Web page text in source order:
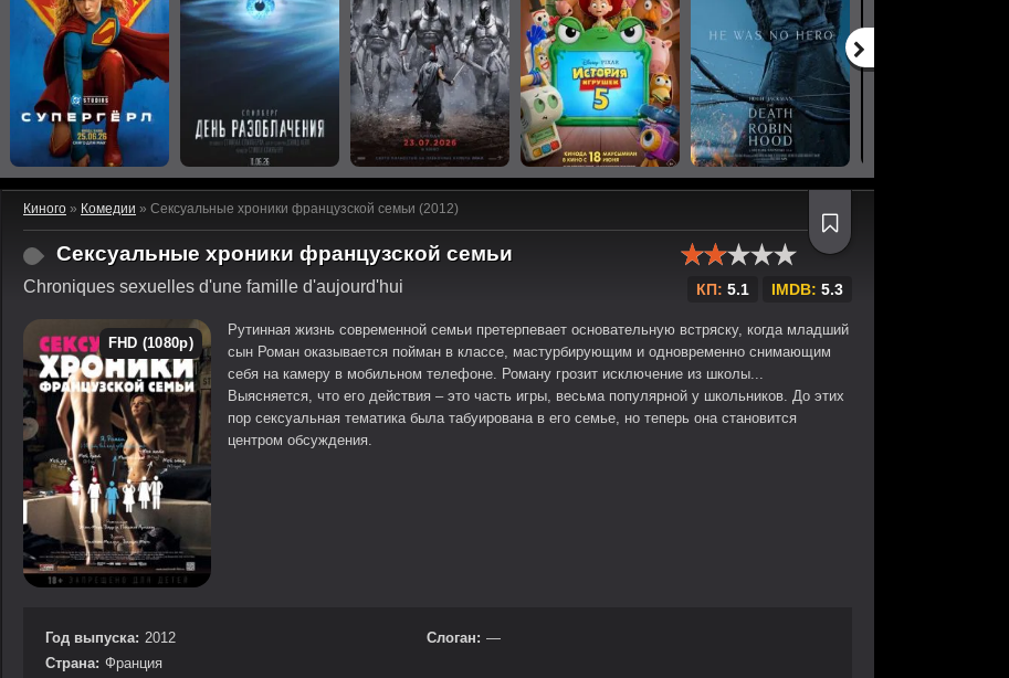
Киного » Комедии » Сексуальные хроники французской семьи (2012)
Сексуальные хроники французской семьи
Chroniques sexuelles d'une famille d'aujourd'hui КП: 5.1 IMDB: 5.3
FHD (1080p)
Рутинная жизнь современной семьи претерпевает основательную встряску, когда младший
сын Роман оказывается пойман в классе, мастурбирующим и одновременно снимающим
себя на камеру в мобильном телефоне. Роману грозит исключение из школы...
Выясняется, что его действия – это часть игры, весьма популярной у школьников. До этих
пор сексуальная тематика была табуирована в его семье, но теперь она становится
центром обсуждения.
Год выпуска: 2012
Страна: Франция
Слоган: —